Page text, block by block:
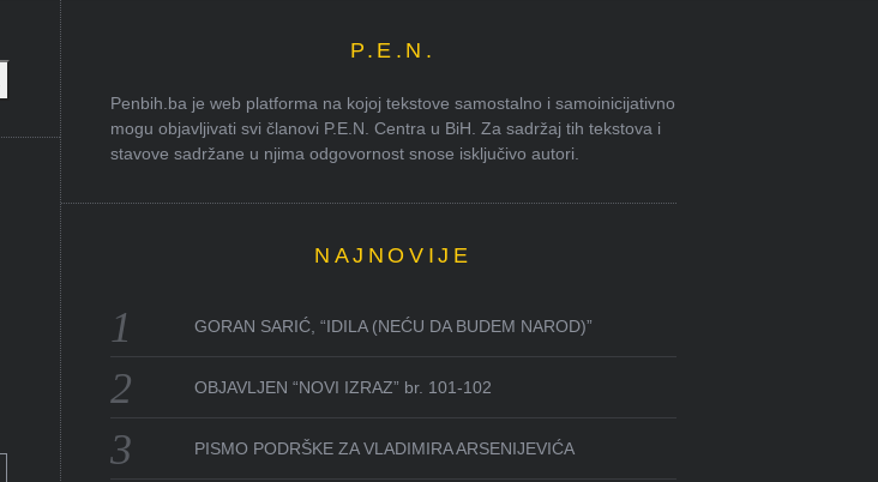
P.E.N.
Penbih.ba je web platforma na kojoj tekstove samostalno i samoinicijativno
mogu objavljivati svi članovi P.E.N. Centra u BiH. Za sadržaj tih tekstova i
stavove sadržane u njima odgovornost snose isključivo autori.
NAJNOVIJE
GORAN SARIĆ, “IDILA (NEĆU DA BUDEM NAROD)”
OBJAVLJEN “NOVI IZRAZ” br. 101-102
PISMO PODRŠKE ZA VLADIMIRA ARSENIJEVIĆA